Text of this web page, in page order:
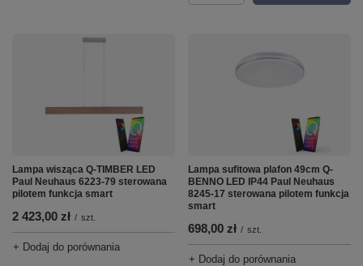
Lampa wisząca Q-TIMBER LED
Paul Neuhaus 6223-79 sterowana
pilotem funkcja smart
2 423,00 zł / szt.
+ Dodaj do porównania
Lampa sufitowa plafon 49cm Q-
BENNO LED IP44 Paul Neuhaus
8245-17 sterowana pilotem funkcja
smart
698,00 zł / szt.
+ Dodaj do porównania